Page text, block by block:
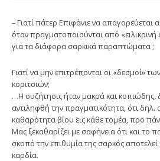
– Γιατί πάτερ Επιφάνιε να απαγορεύεται
όταν πραγματοποιούνται από
για τα διάφορα σαρκικά παραπτώματα ;
Γιατί να μην επιτρέπονται οι «δεσμοί»
κοριτσιών;
…Η συζήτησις ήταν μακρά και κοπιώδης,
αντιληφθή την πραγματικότητα, ότι δηλ.
καθαρότητα βίου εις κάθε τομέα, προ
Μας ξεκαθαρίζει με σαφήνεια ότι και το
σκοπό την επιθυμία της σαρκός αποτελεί
καρδία.